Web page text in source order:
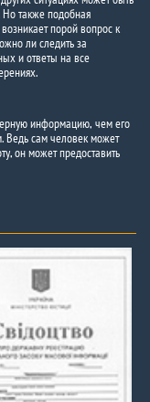
также подобная
порой вопрос к
ли следить за
и ответы на все
информацию, чем его
Ведь сам человек может
он может предоставить